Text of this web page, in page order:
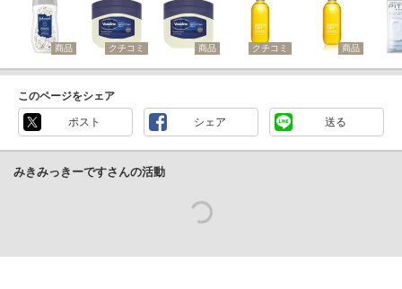
商品 クチコミ 商品 クチコミ 商品
このページをシェア
ポスト シェア 送る
みきみっきーですさんの活動